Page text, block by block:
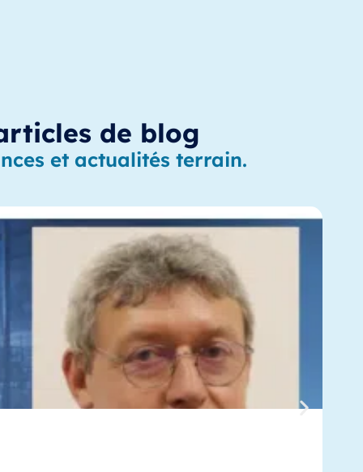
de blog
et actualités terrain.